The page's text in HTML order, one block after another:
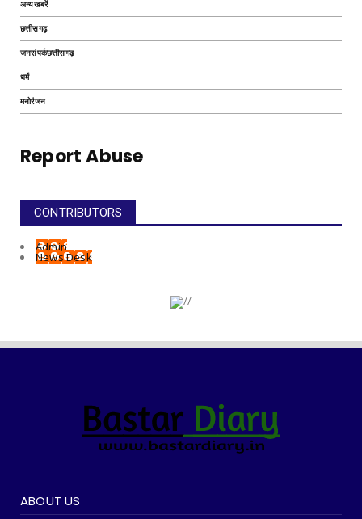
अन्यखबरें
छत्तीसगढ़
जनसंपर्कछत्तीसगढ़
धर्म
मनोरंजन
Report Abuse
CONTRIBUTORS
Admin
News Desk
ABOUT US